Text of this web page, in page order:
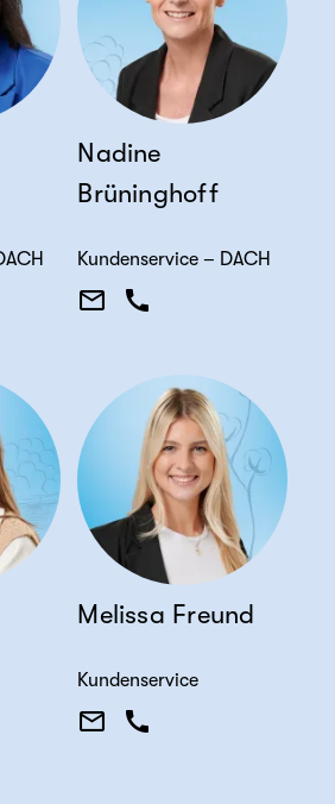
Nadine
Brüninghoff
Kundenservice – DACH
Melissa Freund
Kundenservice